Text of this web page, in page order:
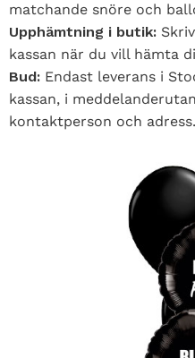
matchande snöre och
Upphämtning i butik:
kassan när du vill hämta
Bud: Endast leverans i
kassan, i
kontaktperson och adress.